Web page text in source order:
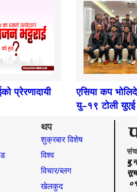
प्रेरणादायी
एसिया कप
यु–१९ टोली
थप
शुक्रबार विशेष
विश्व
विचार/ब्लग
खेलकुद